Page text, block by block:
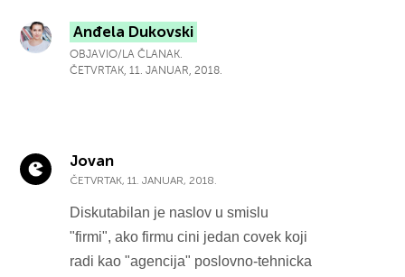
Anđela Dukovski
OBJAVIO/LA ČLANAK.
ČETVRTAK, 11. JANUAR, 2018.
Jovan
ČETVRTAK, 11. JANUAR, 2018.
Diskutabilan je naslov u smislu
"firmi", ako firmu cini jedan covek koji
radi kao "agencija" poslovno-tehnicka